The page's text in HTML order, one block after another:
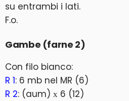
su entrambi i lati.
F.o.
Gambe (farne 2)
Con filo bianco:
R 1: 6 mb nel MR (6)
R 2: (aum) х 6 (12)